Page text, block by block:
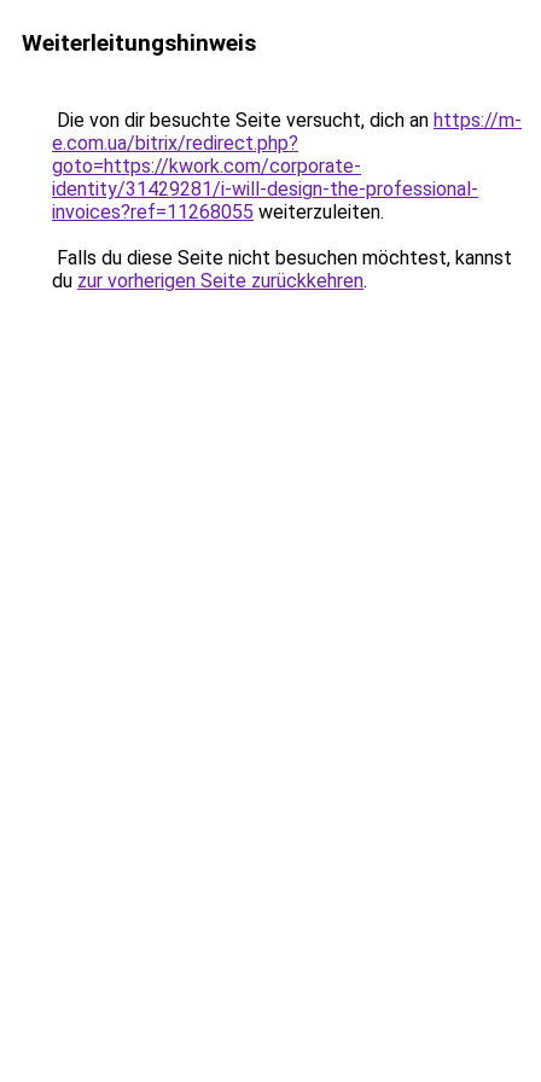
Weiterleitungshinweis
Die von dir besuchte Seite versucht, dich an https://m-
e.com.ua/bitrix/redirect.php?
goto=https://kwork.com/corporate-
identity/31429281/i-will-design-the-professional-
invoices?ref=11268055 weiterzuleiten.
Falls du diese Seite nicht besuchen möchtest, kannst
du zur vorherigen Seite zurückkehren.